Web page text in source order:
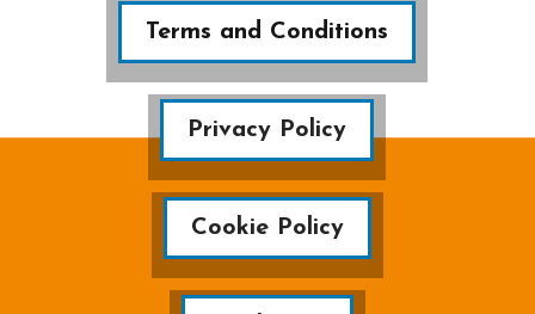
Terms and Conditions
Privacy Policy
Cookie Policy